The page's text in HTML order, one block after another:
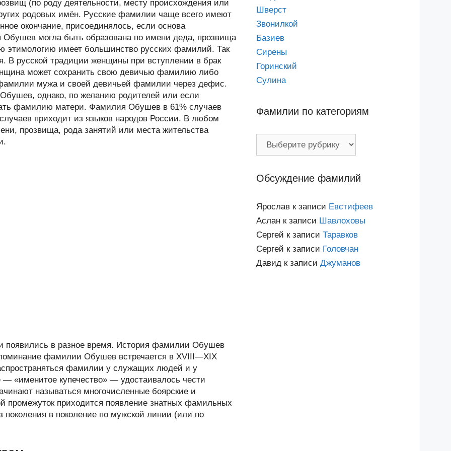
(по роду деятельности, месту происхождения или
родовых имён. Русские фамилии чаще всего имеют
окончание, присоединялось, если основа
Обушев могла быть образована по имени деда, прозвища
имеет большинство русских фамилий. Так
В русской традиции женщины при вступлении в брак
может сохранить свою девичью фамилию либо
мужа и своей девичьей фамилии через дефис.
однако, по желанию родителей или если
фамилию матери. Фамилия Обушев в 61% случаев
приходит из языков народов России. В любом
прозвища, рода занятий или места жительства
в разное время. История фамилии Обушев
фамилии Обушев встречается в XVIII—XIX
фамилии у служащих людей и у
— «именитое купечество» — удостаивалось чести
называться многочисленные боярские и
промежуток приходится появление знатных фамильных
в поколение по мужской линии (или по
Шверст
Звонилкой
Базиев
Сирены
Горинский
Сулина
Фамилии по категориям
Обсуждение фамилий
Ярослав к записи Евстифеев
Аслан к записи Шавлоховы
Сергей к записи Таравков
Сергей к записи Головчан
Давид к записи Джуманов